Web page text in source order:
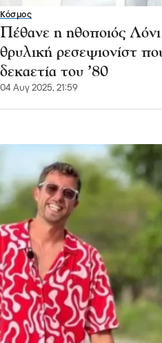
Κόσμος
Πέθανε η ηθοποιός
θρυλική ρεσεψιονίστ
δεκαετία του ’80
04 Αυγ 2025, 21:59